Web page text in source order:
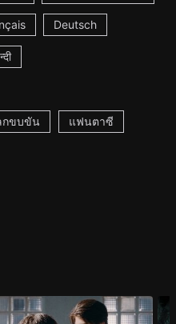
Deutsch
กขบขัน แฟนตาซี